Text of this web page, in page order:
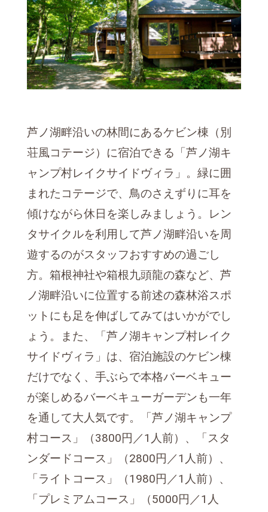
芦ノ湖畔沿いの林間にあるケビン棟（別
荘風コテージ）に宿泊できる「芦ノ湖キ
ャンプ村レイクサイドヴィラ」。緑に囲
まれたコテージで、鳥のさえずりに耳を
傾けながら休日を楽しみましょう。レン
タサイクルを利用して芦ノ湖畔沿いを周
遊するのがスタッフおすすめの過ごし
方。箱根神社や箱根九頭龍の森など、芦
ノ湖畔沿いに位置する前述の森林浴スポ
ットにも足を伸ばしてみてはいかがでし
ょう。また、「芦ノ湖キャンプ村レイク
サイドヴィラ」は、宿泊施設のケビン棟
だけでなく、手ぶらで本格バーベキュー
が楽しめるバーベキューガーデンも一年
を通して大人気です。「芦ノ湖キャンプ
村コース」（3800円／1人前）、「スタ
ンダードコース」（2800円／1人前）、
「ライトコース」（1980円／1人前）、
「プレミアムコース」（5000円／1人